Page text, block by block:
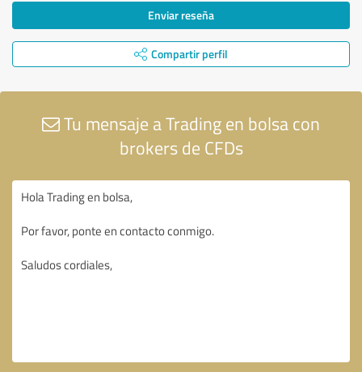
Enviar reseña
Compartir perfil
Tu mensaje a Trading en bolsa con
brokers de CFDs